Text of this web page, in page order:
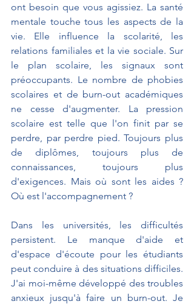
ont besoin que vous agissiez. La santé
mentale touche tous les aspects de la
vie. Elle influence la scolarité, les
relations familiales et la vie sociale. Sur
le plan scolaire, les signaux sont
préoccupants. Le nombre de phobies
scolaires et de burn-out académiques
ne cesse d'augmenter. La pression
scolaire est telle que l'on finit par se
perdre, par perdre pied. Toujours plus
de diplômes, toujours plus de
connaissances, toujours plus
d'exigences. Mais où sont les aides ?
Où est l'accompagnement ?
Dans les universités, les difficultés
persistent. Le manque d'aide et
d'espace d'écoute pour les étudiants
peut conduire à des situations difficiles.
J'ai moi-même développé des troubles
anxieux jusqu'à faire un burn-out. Je